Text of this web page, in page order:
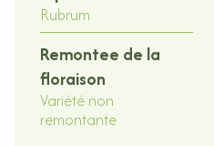
Rubrum
Remontee de la
floraison
Variété non
remontante